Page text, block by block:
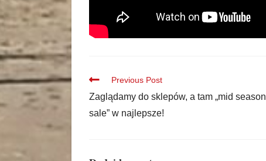
Previous Post
Zaglądamy do sklepów, a tam „mid season
sale” w najlepsze!